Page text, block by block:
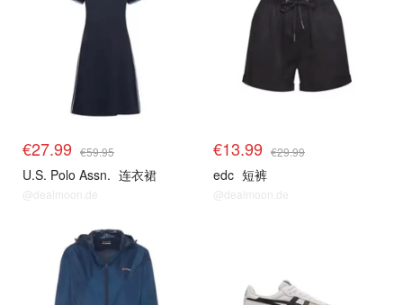
€27.99 €59.95
U.S. Polo Assn. 连衣裙
@dealmoon.de
€13.99 €29.99
edc 短裤
@dealmoon.de